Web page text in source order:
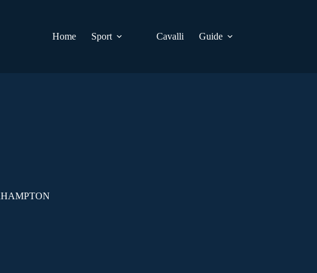
Home
Sport Cavalli Guide